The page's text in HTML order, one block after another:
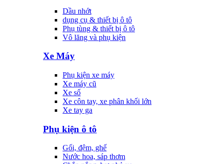
Dầu nhớt
dụng cụ & thiết bị ô tô
Phụ tùng & thiết bị ô tô
Vô lăng và phụ kiện
Xe Máy
Phụ kiện xe máy
Xe máy cũ
Xe số
Xe côn tay, xe phân khối lớn
Xe tay ga
Phụ kiện ô tô
Gối, đệm, ghế
Nước hoa, sáp thơm